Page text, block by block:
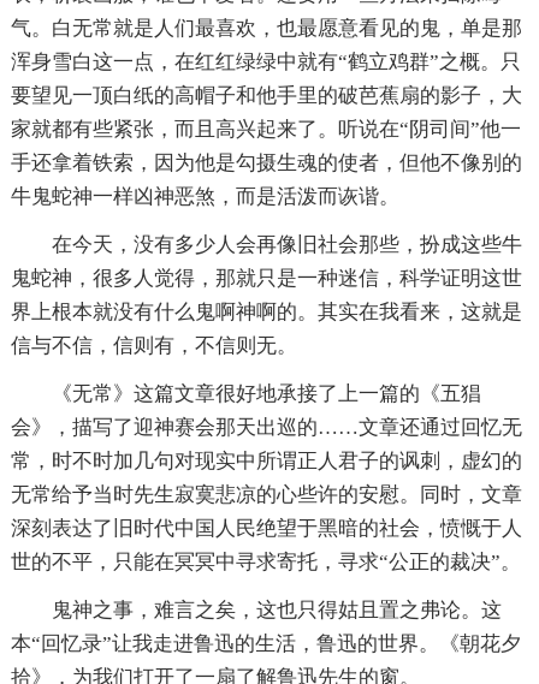
气。白无常就是人们最喜欢，也最愿意看见的鬼，单是那
浑身雪白这一点，在红红绿绿中就有“鹤立鸡群”之概。只
要望见一顶白纸的高帽子和他手里的破芭蕉扇的影子，大
家就都有些紧张，而且高兴起来了。听说在“阴司间”他一
手还拿着铁索，因为他是勾摄生魂的使者，但他不像别的
牛鬼蛇神一样凶神恶煞，而是活泼而诙谐。
在今天，没有多少人会再像旧社会那些，扮成这些牛
鬼蛇神，很多人觉得，那就只是一种迷信，科学证明这世
界上根本就没有什么鬼啊神啊的。其实在我看来，这就是
信与不信，信则有，不信则无。
《无常》这篇文章很好地承接了上一篇的《五猖
会》，描写了迎神赛会那天出巡的……文章还通过回忆无
常，时不时加几句对现实中所谓正人君子的讽刺，虚幻的
无常给予当时先生寂寞悲凉的心些许的安慰。同时，文章
深刻表达了旧时代中国人民绝望于黑暗的社会，愤慨于人
世的不平，只能在冥冥中寻求寄托，寻求“公正的裁决”。
鬼神之事，难言之矣，这也只得姑且置之弗论。这
本“回忆录”让我走进鲁迅的生活，鲁迅的世界。《朝花夕
拾》，为我们打开了一扇了解鲁迅先生的窗。